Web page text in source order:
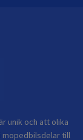
unik och att olika
mopedbilsdelar till